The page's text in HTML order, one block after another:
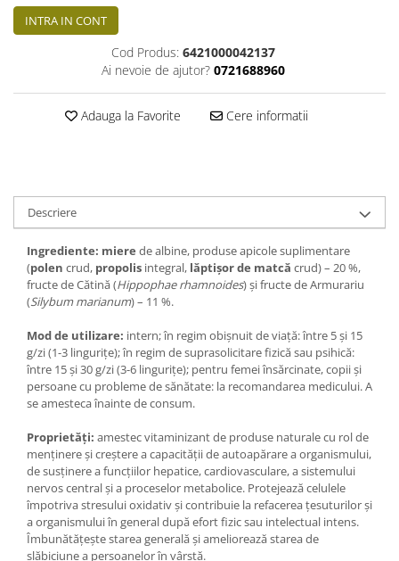
INTRA IN CONT
Cod Produs: 6421000042137
Ai nevoie de ajutor? 0721688960
Adauga la Favorite Cere informatii
Descriere
Ingrediente: miere de albine, produse apicole suplimentare
(polen crud, propolis integral, lăptișor de matcă crud) – 20 %,
fructe de Cătină (Hippophae rhamnoides) și fructe de Armurariu
(Silybum marianum) – 11 %.
Mod de utilizare: intern; în regim obișnuit de viață: între 5 și 15
g/zi (1-3 lingurițe); în regim de suprasolicitare fizică sau psihică:
între 15 și 30 g/zi (3-6 lingurițe); pentru femei însărcinate, copii și
persoane cu probleme de sănătate: la recomandarea medicului. A
se amesteca înainte de consum.
Proprietăți: amestec vitaminizant de produse naturale cu rol de
menținere și creștere a capacității de autoapărare a organismului,
de susținere a funcțiilor hepatice, cardiovasculare, a sistemului
nervos central și a proceselor metabolice. Protejează celulele
împotriva stresului oxidativ și contribuie la refacerea țesuturilor și
a organismului în general după efort fizic sau intelectual intens.
Îmbunătăţește starea generală și ameliorează starea de
slăbiciune a persoanelor în vârstă.